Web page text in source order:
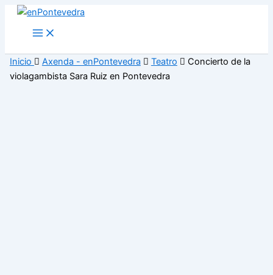
Main
Menu
Inicio Axenda - enPontevedra Teatro
Concierto de la
violagambista Sara Ruiz en Pontevedra